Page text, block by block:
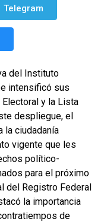
Telegram
del Instituto
intensificó sus
y la Lista
despliegue, el
la ciudadanía
vigente que les
político-
para el próximo
del Registro Federal
la importancia
de